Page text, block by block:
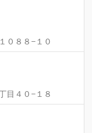
０８８−１０
目４０−１８